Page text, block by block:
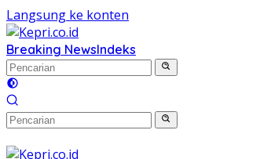
Langsung ke konten
Breaking NewsIndeks